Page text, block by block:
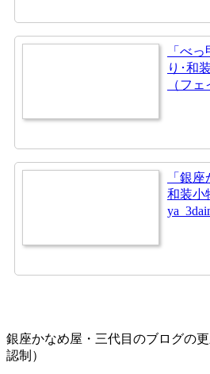
「べ
り･和
（フ
「銀
和装小
銀座かなめ屋・三代目のブログの
認制）